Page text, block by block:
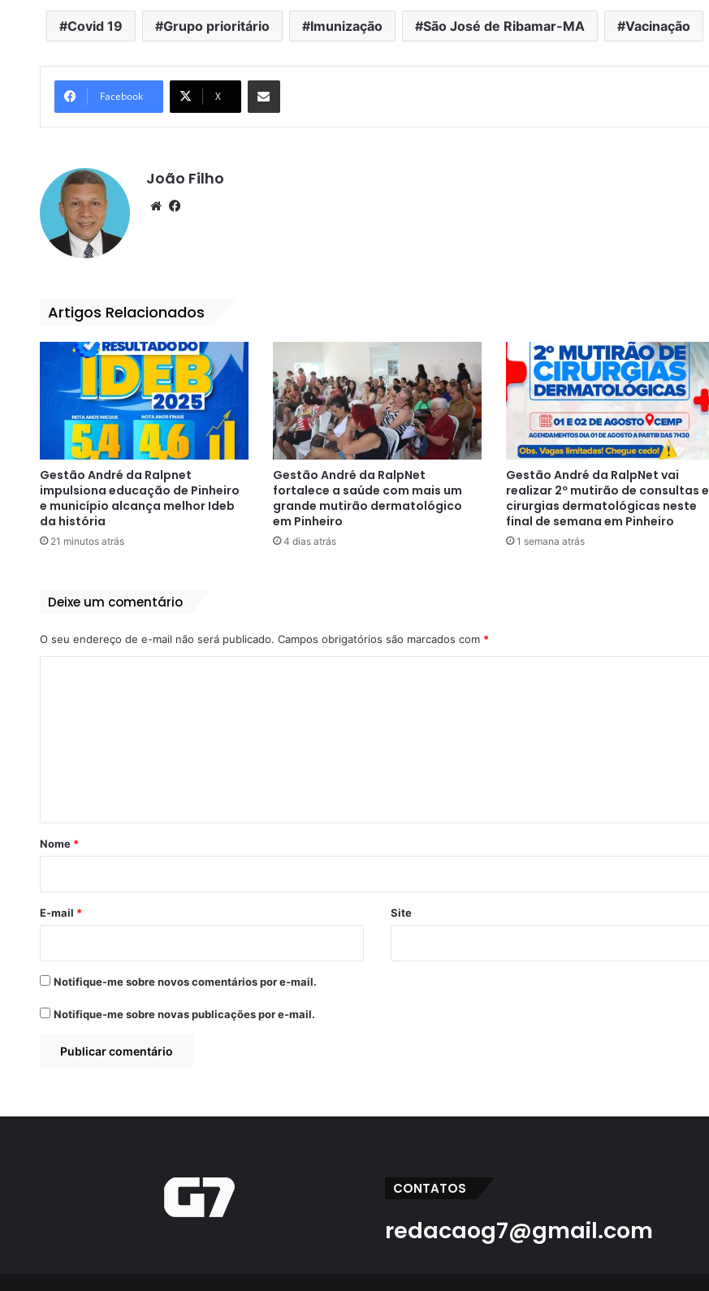
Covid 19 Grupo prioritário Imunização São José de Ribamar-MA Vacinação
Facebook X
Compartilhar por e-mail
João Filho
We
Artigos Relacionados
Gestão André da Ralpnet
impulsiona educação de Pinheiro
e município alcança melhor Ideb
da história
21 minutos atrás
Gestão André da RalpNet
fortalece a saúde com mais um
grande mutirão dermatológico
em Pinheiro
4 dias atrás
Gestão André da RalpNet vai
realizar 2º mutirão de consultas e
cirurgias dermatológicas neste
final de semana em Pinheiro
1 semana atrás
Deixe um comentário
O seu endereço de e-mail não será publicado. Campos obrigatórios são marcados com *
r
*
Nome *
E-mail * Site
Notifique-me sobre novos comentários por e-mail.
Notifique-me sobre novas publicações por e-mail.
CONTATOS
redacaog7@gmail.com